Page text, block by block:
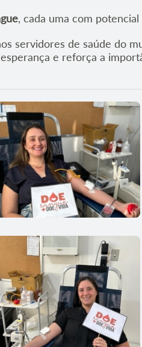
, cada uma com
servidores de saúde do
e reforça a